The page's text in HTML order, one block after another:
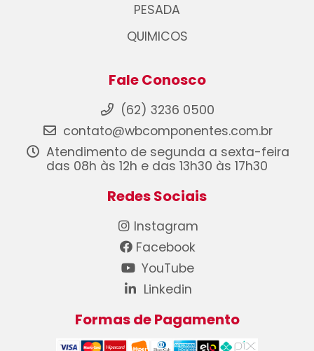
PESADA
QUIMICOS
Fale Conosco
(62) 3236 0500
contato@wbcomponentes.com.br
Atendimento de segunda a sexta-feira
das 08h às 12h e das 13h30 às 17h30
Redes Sociais
Instagram
Facebook
YouTube
Linkedin
Formas de Pagamento